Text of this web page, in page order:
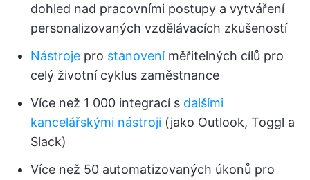
dohled nad pracovními postupy a vytváření
personalizovaných vzdělávacích zkušeností
Nástroje pro stanoveníměřitelných cílů pro
celý životní cyklus zaměstnance
Více než 1 000 integrací s dalšími
kancelářskými nástroji (jako Outlook, Toggl a
Slack)
Více než 50 automatizovaných úkonů pro